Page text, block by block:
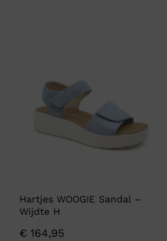
Hartjes WOOGIE Sandal –
Wijdte H
€ 164,95